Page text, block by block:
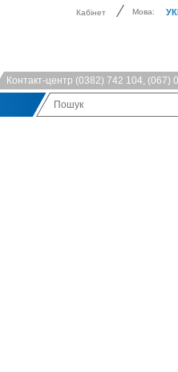
Кабінет Мова:
Контакт-центр (0382) 742 104, (067)